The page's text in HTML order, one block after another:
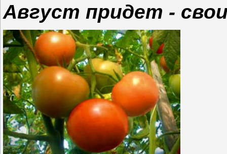
Август придет -